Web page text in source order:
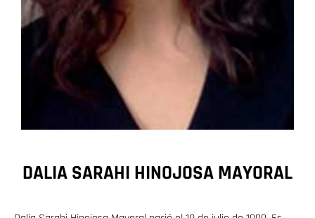
DALIA SARAHI HINOJOSA MAYORAL